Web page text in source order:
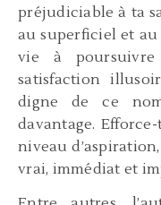
préjudiciable à ta
au superficiel et
vie à
satisfaction
digne de ce
davantage.
niveau
vrai, immédiat et